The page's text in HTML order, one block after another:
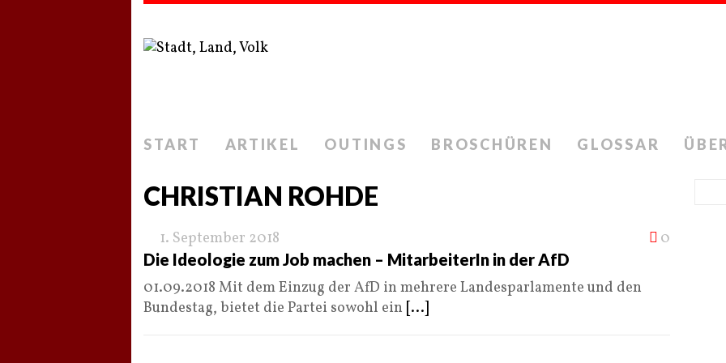
START ARTIKEL OUTINGS BROSCHÜREN GLOSSAR
CHRISTIAN ROHDE
1. September 2018 0
Die Ideologie zum Job machen – MitarbeiterIn in der AfD
01.09.2018 Mit dem Einzug der AfD in mehrere Landesparlamente und den
Bundestag, bietet die Partei sowohl ein [...]